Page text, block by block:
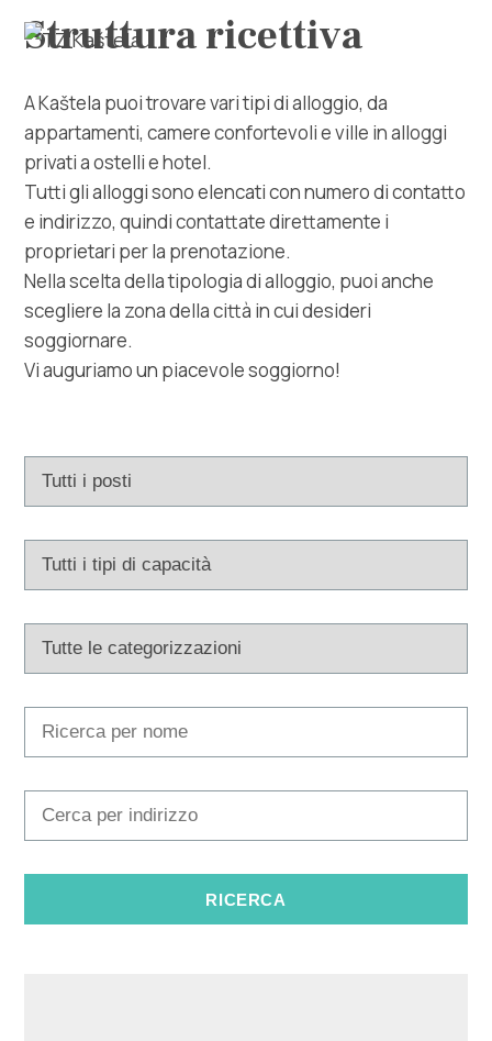
Esplora
Destinazione
Cosa fare
Info
Tourist office
Safe in Dalmatia
it
+385 21 227 933
info@kastela-info.hr
Villa Nika, Kamberovo šetalište 30,
21216 Kaštel Stari, Hrvatska
Struttura ricettiva
A Kaštela puoi trovare vari tipi di alloggio, da
appartamenti, camere confortevoli e ville in alloggi
privati ​​a ostelli e hotel.
Tutti gli alloggi sono elencati con numero di contatto
e indirizzo, quindi contattate direttamente i
proprietari per la prenotazione.
Nella scelta della tipologia di alloggio, puoi anche
scegliere la zona della città in cui desideri
soggiornare.
Vi auguriamo un piacevole soggiorno!